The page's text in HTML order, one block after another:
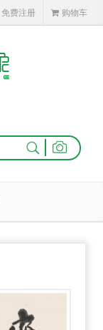
免费注册 购物车
|